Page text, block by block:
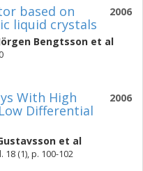
2006
based on
liquid crystals
Bengtsson et al
2006
With High
Differential
et al
(1), p. 100-102